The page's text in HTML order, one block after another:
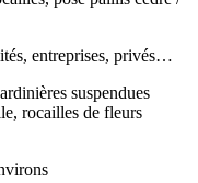
entreprises, privés…
suspendues
rocailles de fleurs